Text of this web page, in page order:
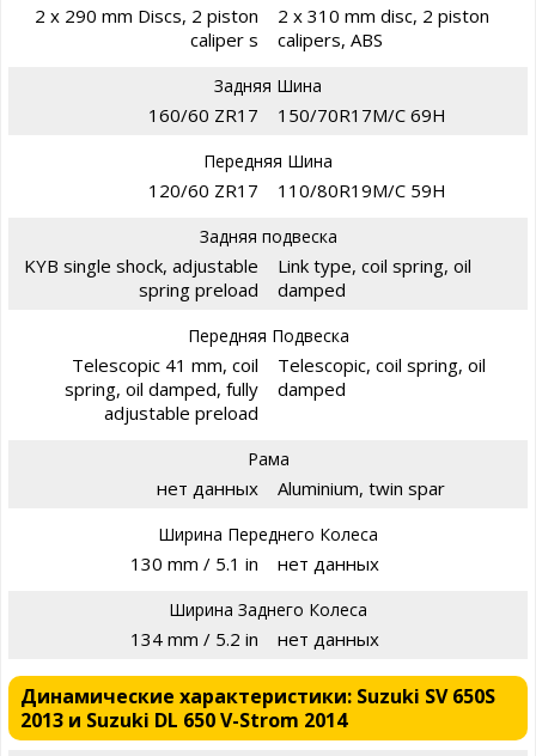
2 x 290 mm Discs, 2 piston
caliper s
2 x 310 mm disc, 2 piston
calipers, ABS
Задняя Шина
160/60 ZR17 150/70R17M/C 69H
Передняя Шина
120/60 ZR17 110/80R19M/C 59H
Задняя подвеска
KYB single shock, adjustable
spring preload
Link type, coil spring, oil
damped
Передняя Подвеска
Telescopic 41 mm, coil
spring, oil damped, fully
adjustable preload
Telescopic, coil spring, oil
damped
Рама
нет данных Aluminium, twin spar
Ширина Переднего Колеса
130 mm / 5.1 in нет данных
Ширина Заднего Колеса
134 mm / 5.2 in нет данных
Динамические характеристики: Suzuki SV 650S
2013 и Suzuki DL 650 V-Strom 2014